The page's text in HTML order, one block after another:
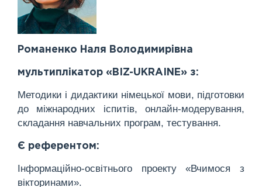
Романенко Наля Володимирівна
мультиплікатор «BIZ-UKRAINE» з:
Методики і дидактики німецької мови, підготовки
до міжнародних іспитів, онлайн-модерування,
складання навчальних програм, тестування.
Є референтом:
Інформаційно-освітнього проекту «Вчимося з
вікторинами».